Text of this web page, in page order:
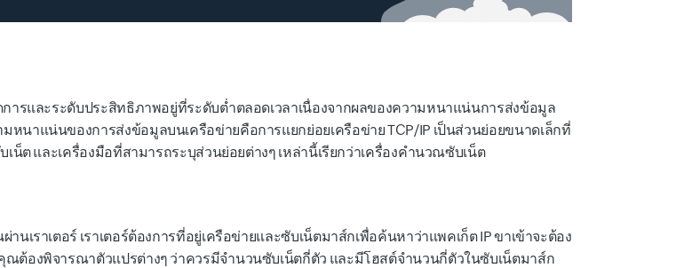
ารและระดับประสิทธิภาพอยู่ที่ระดับต่ำตลอดเวลาเนื่องจากผลของความหนาแน่นการส่งข้อมูล
าแน่นของการส่งข้อมูลบนเครือข่ายคือการแยกย่อยเครือข่าย TCP/IP เป็นส่วนย่อยขนาดเล็กที่
น็ต และเครื่องมือที่สามารถระบุส่วนย่อยต่างๆ เหล่านี้เรียกว่าเครื่องคำนวณซับเน็ต
เราเตอร์ เราเตอร์ต้องการที่อยู่เครือข่ายและซับเน็ตมาส์กเพื่อค้นหาว่าแพคเก็ต IP ขาเข้าจะต้อง
ณต้องพิจารณาตัวแปรต่างๆ ว่าควรมีจำนวนซับเน็ตกี่ตัว และมีโฮสต์จำนวนกี่ตัวในซับเน็ตมาส์ก